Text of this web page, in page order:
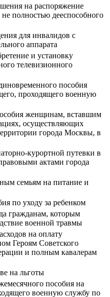
на распоряжение
полностью дееспособного
для инвалидов с
аппарата
и установку
телевизионного
пособия
проходящего военную
женщинам, вставшим
осуществляющих
города Москвы, в
курортной путевки в
актами города
семьям на питание и
по уходу за ребенком
гражданам, которым
военной травмы
на оплату
Героям Советского
и полным кавалерам
на льготы
пособия на
военную службу по